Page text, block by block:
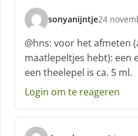
sonyanijntje
s
c
h
r
e
e
f
:
24
@hns: voor het afmeten
maatlepeltjes hebt): een
een theelepel is ca. 5 ml.
Login om te reageren